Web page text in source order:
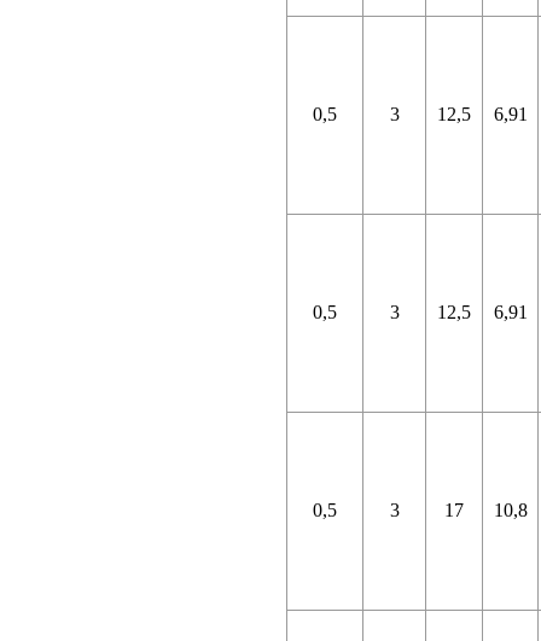
0,5 3 12,5 6,91
0,5 3 12,5 6,91
0,5 3 17 10,8